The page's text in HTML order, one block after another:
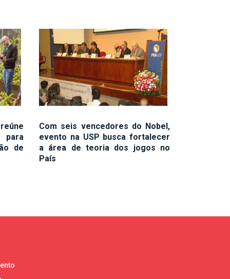
para
de
Com seis vencedores do Nobel,
evento na USP busca fortalecer
a área de teoria dos jogos no
País